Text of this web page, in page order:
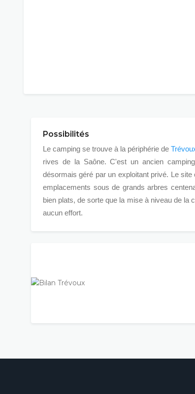
Possibilités
Le camping se trouve à la périphérie de
rives de la Saône. C'est un ancien
désormais géré par un exploitant privé. Le
emplacements sous de grands arbres
bien plats, de sorte que la mise à niveau de la
aucun effort.